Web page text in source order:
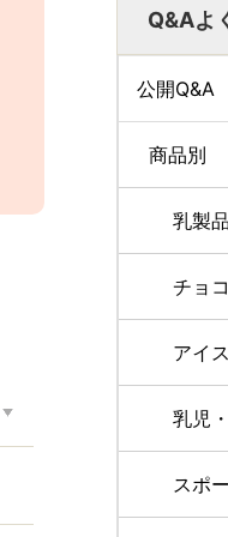
Q&Aよ
公開Q&A
商品別
乳製品
チョ
アイ
乳児
スポ